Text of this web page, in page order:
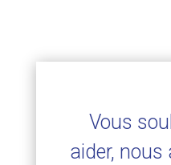
Vous
aider, nous